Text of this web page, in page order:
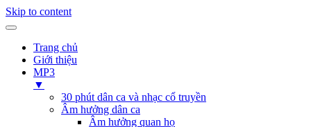
Skip to content
Trang chủ
Giới thiệu
MP3
▼
30 phút dân ca và nhạc cổ truyền
Âm hưởng dân ca
Âm hưởng quan họ